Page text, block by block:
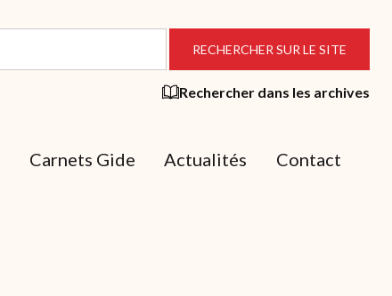
Rechercher dans les archives
Carnets Gide Actualités Contact